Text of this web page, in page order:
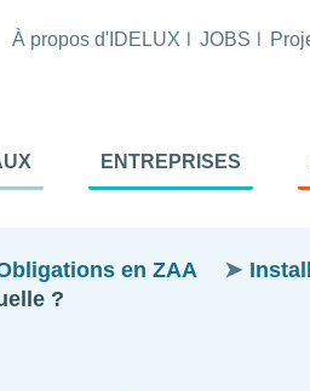
À propos d'IDELUX JOBS
ENTREPRISES
en ZAA
?